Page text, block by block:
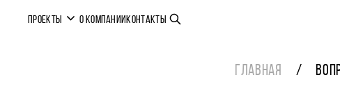
ПРОЕКТЫ О КОМПАНИИКОНТАКТЫ
ГЛАВНАЯ